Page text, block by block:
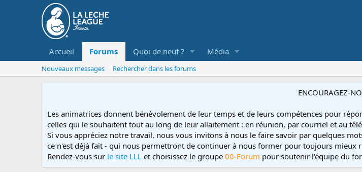
Accueil Forums Quoi de neuf ? Média
Nouveaux messages Rechercher dans les forums
ENCOURAGEZ-
Les animatrices donnent bénévolement de leur temps et de leurs compétences pour
celles qui le souhaitent tout au long de leur allaitement : en réunion, par courriel et au
Si vous appréciez notre travail, nous vous invitons à nous le faire savoir par quelques
ce n'est déjà fait - qui nous permettront de continuer à nous former pour toujours mieux
Rendez-vous sur le site LLL et choisissez le groupe 00-Forum pour soutenir l'équipe du